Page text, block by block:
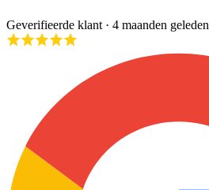
Geverifieerde klant · 4 maanden geleden